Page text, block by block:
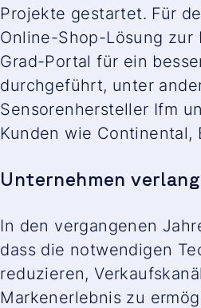
Projekte gestartet. Für
Online-Shop-Lösung
Grad-Portal für ein
durchgeführt, unter
Sensorenhersteller Ifm
Kunden wie
Unternehmen
In den vergangenen
dass die notwendigen
reduzieren,
Markenerlebnis zu